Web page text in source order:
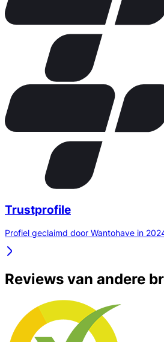
Trustprofile
Profiel geclaimd door Wantohave in
Reviews van andere